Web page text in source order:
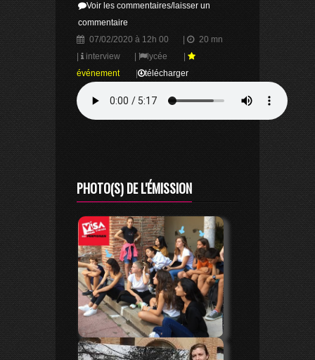
Voir les commentaires/laisser un
commentaire
07/02/2020 à 12h 00
20 mn
interview lycée
événement
télécharger
PHOTO(S) DE L'ÉMISSION